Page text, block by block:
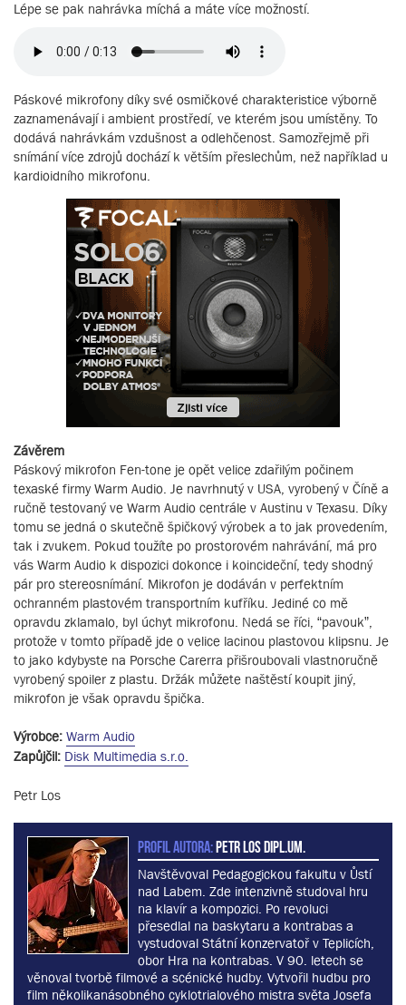
Lépe se pak nahrávka míchá a máte více možností.
Páskové mikrofony díky své osmičkové charakteristice výborně
zaznamenávají i ambient prostředí, ve kterém jsou umístěny. To
dodává nahrávkám vzdušnost a odlehčenost. Samozřejmě při
snímání více zdrojů dochází k větším přeslechům, než například u
kardioidního mikrofonu.
Závěrem
Páskový mikrofon Fen-tone je opět velice zdařilým počinem
texaské firmy Warm Audio. Je navrhnutý v USA, vyrobený v Číně a
ručně testovaný ve Warm Audio centrále v Austinu v Texasu. Díky
tomu se jedná o skutečně špičkový výrobek a to jak provedením,
tak i zvukem. Pokud toužíte po prostorovém nahrávání, má pro
vás Warm Audio k dispozici dokonce i koincideční, tedy shodný
pár pro stereosnímání. Mikrofon je dodáván v perfektním
ochranném plastovém transportním kufříku. Jediné co mě
opravdu zklamalo, byl úchyt mikrofonu. Nedá se říci, “pavouk”,
protože v tomto případě jde o velice lacinou plastovou klipsnu. Je
to jako kdybyste na Porsche Carerra přišroubovali vlastnoručně
vyrobený spoiler z plastu. Držák můžete naštěstí koupit jiný,
mikrofon je však opravdu špička.
Výrobce: Warm Audio
Zapůjčil: Disk Multimedia s.r.o.
Petr Los
PROFIL AUTORA:Petr Los dipl.um.
Navštěvoval Pedagogickou fakultu v Ůstí
nad Labem. Zde intenzivně studoval hru
na klavír a kompozici. Po revoluci
přesedlal na baskytaru a kontrabas a
vystudoval Státní konzervatoř v Teplicích,
obor Hra na kontrabas. V 90. letech se
věnoval tvorbě filmové a scénické hudby. Vytvořil hudbu pro
film několikanásobného cyklotrialového mistra světa Josefa